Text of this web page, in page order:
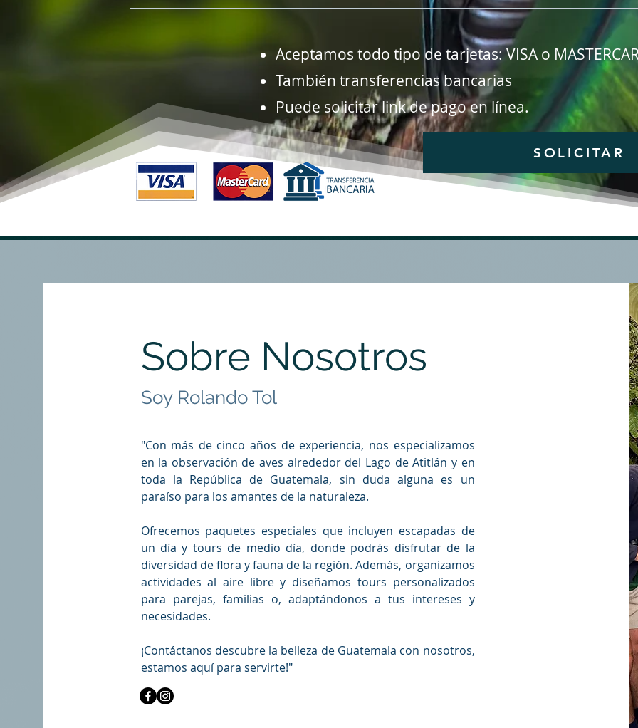
Aceptamos todo tipo de tarjetas: VISA o
También transferencias bancarias
Puede solicitar link de pago en línea.
SOLICITAR
Sobre Nosotros
Soy Rolando Tol
"Con más de cinco años de experiencia, nos especializamos
en la observación de aves alrededor del Lago de Atitlán y en
toda la República de Guatemala, sin duda alguna es un
paraíso para los amantes de la naturaleza.
Ofrecemos paquetes especiales que incluyen escapadas de
un día y tours de medio día, donde podrás disfrutar de la
diversidad de flora y fauna de la región. Además, organizamos
actividades al aire libre y diseñamos tours personalizados
para parejas, familias o, adaptándonos a tus intereses y
necesidades.
¡Contáctanos descubre la belleza de Guatemala con nosotros,
estamos aquí para servirte!"